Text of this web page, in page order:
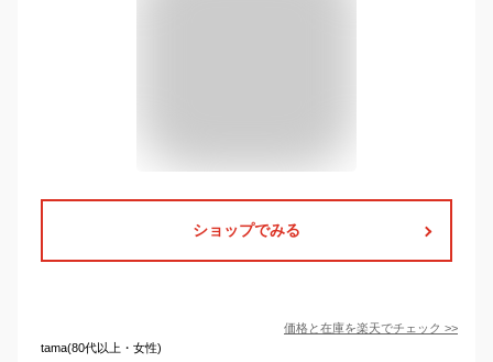
ショップでみる
価格と在庫を楽天でチェック >>
tama(80代以上・女性)